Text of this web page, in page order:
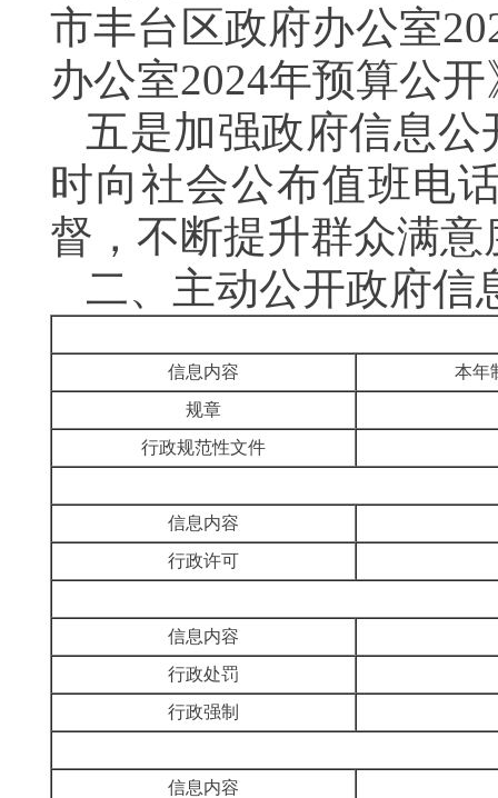
市丰台区政府办公室
办公室2024年预算公
五是加强政府信息
时向社会公布值班电
督，不断提升群众满意
二、主动公开政府信
信息内容
本年
规章
行政规范性文件
信息内容
行政许可
信息内容
行政处罚
行政强制
信息内容